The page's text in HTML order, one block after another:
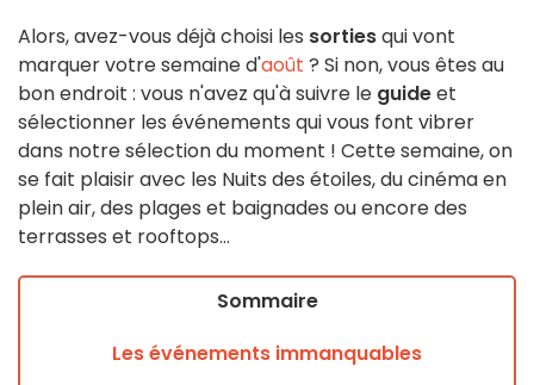
Alors, avez-vous déjà choisi les sortiesqui vont
marquer votre semaine d'août ? Si non, vous êtes au
bon endroit : vous n'avez qu'à suivre le guideet
sélectionner les événements qui vous font vibrer
dans notre sélection du moment ! Cette semaine, on
se fait plaisir avec les Nuits des étoiles, du cinéma en
plein air, des plages et baignades ou encore des
terrasses et rooftops...
Sommaire
Les événements immanquables